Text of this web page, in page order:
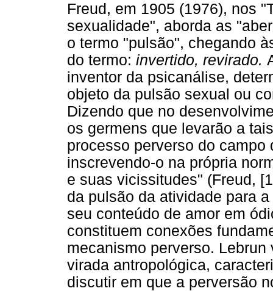
Freud, em 1905 (1976), nos
sexualidade", aborda as
o termo "pulsão", chegando
do termo: invertido, revirado.
inventor da psicanálise,
objeto da pulsão sexual ou
Dizendo que no
os germens que levarão a
processo perverso do
inscrevendo-o na própria
e suas vicissitudes" (Freud,
da pulsão da atividade para
seu conteúdo de amor em
constituem conexões
mecanismo perverso.
virada antropológica,
discutir em que a perversão